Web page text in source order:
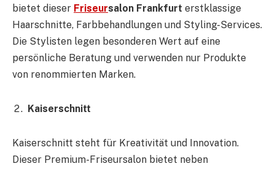
bietet dieser Friseursalon Frankfurt erstklassige
Haarschnitte, Farbbehandlungen und Styling-Services.
Die Stylisten legen besonderen Wert auf eine
persönliche Beratung und verwenden nur Produkte
von renommierten Marken.
Kaiserschnitt
Kaiserschnitt steht für Kreativität und Innovation.
Dieser Premium-Friseursalon bietet neben